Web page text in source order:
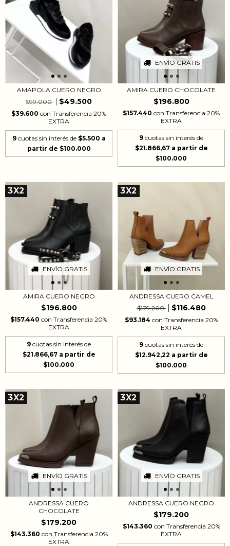
AMAPOLA CUERO NEGRO
$99.000
$49.500
$39.600 con Transferencia 20%
EXTRA
9 cuotas sin interés de $5.500
ENVÍO GRATIS
AMIRA CUERO CHOCOLATE
$196.800
$157.440 con Transferencia 20%
EXTRA
9 cuotas sin interés de
$21.866,67
3X2
ENVÍO GRATIS
AMIRA CUERO NEGRO
$196.800
$157.440 con Transferencia 20%
EXTRA
9 cuotas sin interés de
$21.866,67
3X2
ENVÍO GRATIS
ANDRESSA CUERO CAMEL
$179.200
$116.480
$93.184 con Transferencia 20%
EXTRA
9 cuotas sin interés de
$12.942,22
3X2
ENVÍO GRATIS
ANDRESSA CUERO
CHOCOLATE
$179.200
$143.360 con Transferencia 20%
EXTRA
3X2
ENVÍO GRATIS
ANDRESSA CUERO NEGRO
$179.200
$143.360 con Transferencia 20%
EXTRA